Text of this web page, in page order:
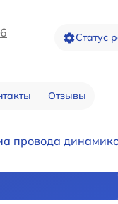
Статус
Отзывы
провода